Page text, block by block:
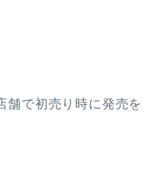
舗で初売り時に発売を